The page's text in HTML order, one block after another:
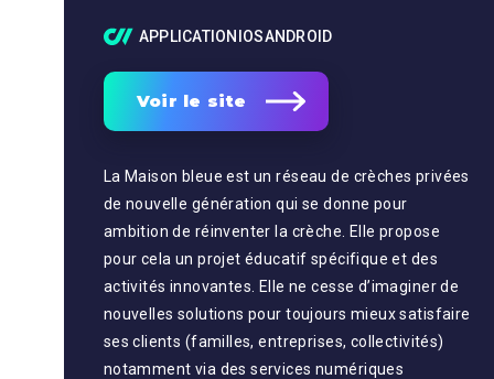
APPLICATIONIOSANDROID
Voir le site
La Maison bleue est un réseau de crèches privées
de nouvelle génération qui se donne pour
ambition de réinventer la crèche. Elle propose
pour cela un projet éducatif spécifique et des
activités innovantes. Elle ne cesse d’imaginer de
nouvelles solutions pour toujours mieux satisfaire
ses clients (familles, entreprises, collectivités)
notamment via des services numériques